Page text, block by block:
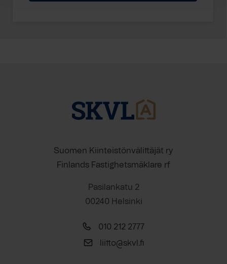
Suomen Kiinteistönvälittäjät ry
Finlands Fastighetsmäklare rf
Pasilankatu 2
00240 Helsinki
010 212 2777
liitto@skvl.fi